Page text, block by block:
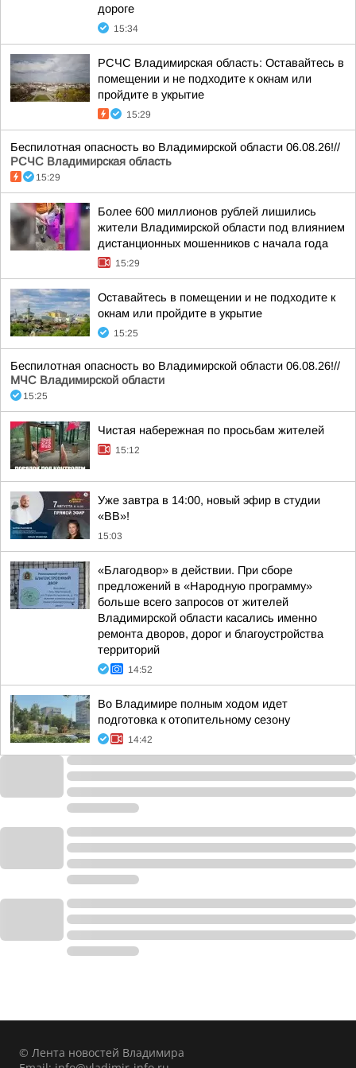
дороге
15:34
РСЧС Владимирская область: Оставайтесь в
помещении и не подходите к окнам или
пройдите в укрытие
15:29
Беспилотная опасность во Владимирской области 06.08.26!//
РСЧС Владимирская область
15:29
Более 600 миллионов рублей лишились
жители Владимирской области под влиянием
дистанционных мошенников с начала года
15:29
Оставайтесь в помещении и не подходите к
окнам или пройдите в укрытие
15:25
Беспилотная опасность во Владимирской области 06.08.26!//
МЧС Владимирской области
15:25
Чистая набережная по просьбам жителей
15:12
Уже завтра в 14:00, новый эфир в студии
«ВВ»!
15:03
«Благодвор» в действии. При сборе
предложений в «Народную программу»
больше всего запросов от жителей
Владимирской области касались именно
ремонта дворов, дорог и благоустройства
территорий
14:52
Во Владимире полным ходом идет
подготовка к отопительному сезону
14:42
© Лента новостей Владимира